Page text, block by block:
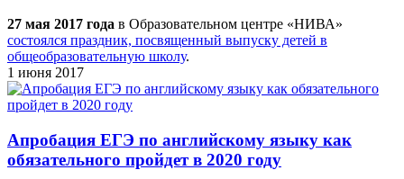
27 мая 2017 года в Образовательном центре «НИВА»
состоялся праздник, посвященный выпуску детей в
общеобразовательную школу.
1 июня 2017
Апробация ЕГЭ по английскому языку как
обязательного пройдет в 2020 году